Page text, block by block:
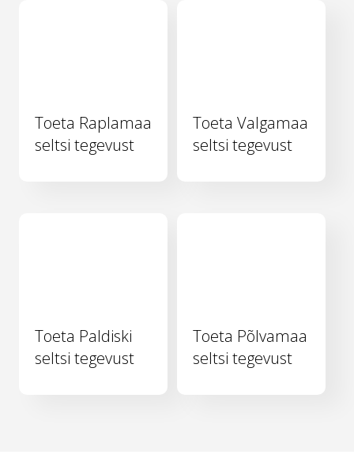
Toeta Raplamaa
seltsi tegevust
Toeta Valgamaa
seltsi tegevust
Toeta Paldiski
seltsi tegevust
Toeta Põlvamaa
seltsi tegevust